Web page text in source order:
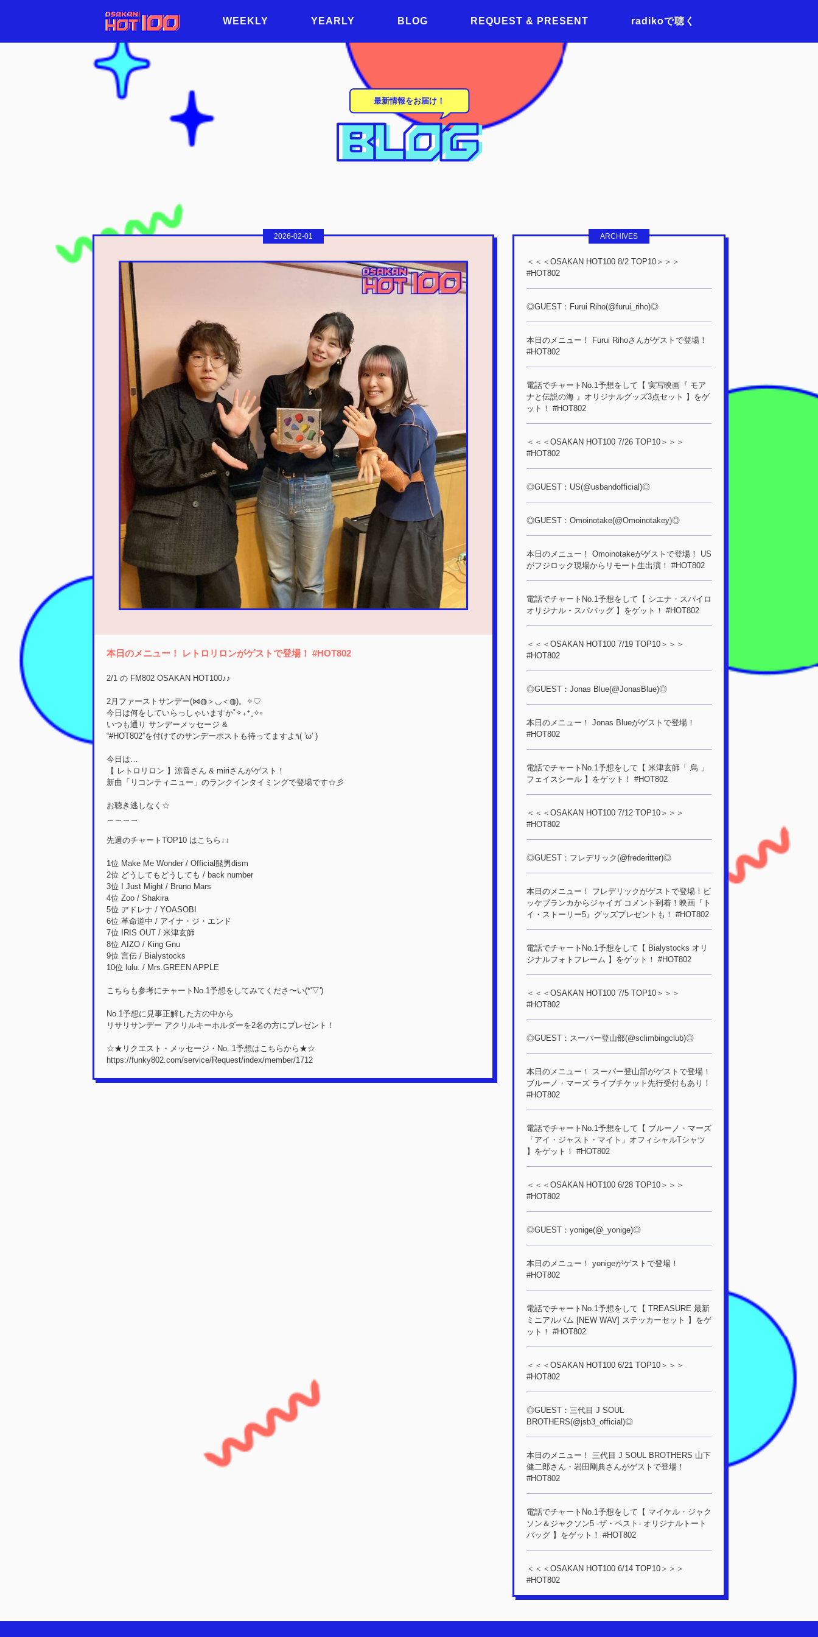
WEEKLY YEARLY BLOG REQUEST & PRESENT radikoで聴く
最新情報をお届け！
2026-02-01
本日のメニュー！ レトロリロンがゲストで登場！ #HOT802
2/1 の FM802 OSAKAN HOT100♪♪
2月ファーストサンデー(⋈◍＞◡＜◍)。✧♡
今日は何をしていらっしゃいますか˚✧₊⁺˳✧༚
いつも通り サンデーメッセージ &
“#HOT802”を付けてのサンデーポストも待ってますよ٩( 'ω' )
今日は…
【 レトロリロン 】涼音さん & miriさんがゲスト！
新曲「リコンティニュー」のランクインタイミングで登場です☆彡
お聴き逃しなく☆
先週のチャートTOP10 はこちら↓↓
1位 Make Me Wonder / Official髭男dism
2位 どうしてもどうしても / back number
3位 I Just Might / Bruno Mars
4位 Zoo / Shakira
5位 アドレナ / YOASOBI
6位 革命道中 / アイナ・ジ・エンド
7位 IRIS OUT / 米津玄師
8位 AIZO / King Gnu
9位 言伝 / Bialystocks
10位 lulu. / Mrs.GREEN APPLE
こちらも参考にチャートNo.1予想をしてみてくださ〜い(*'▽')
No.1予想に見事正解した方の中から
リサリサンデー アクリルキーホルダーを2名の方にプレゼント！
☆★リクエスト・メッセージ・No. 1予想はこちらから★☆
https://funky802.com/service/Request/index/member/1712
ARCHIVES
＜＜＜OSAKAN HOT100 8/2 TOP10＞＞＞
#HOT802
◎GUEST：Furui Riho(@furui_riho)◎
本日のメニュー！ Furui Rihoさんがゲストで登場！
#HOT802
電話でチャートNo.1予想をして【 実写映画『 モア
ナと伝説の海 』オリジナルグッズ3点セット 】をゲ
ット！ #HOT802
＜＜＜OSAKAN HOT100 7/26 TOP10＞＞＞
#HOT802
◎GUEST：US(@usbandofficial)◎
◎GUEST：Omoinotake(@Omoinotakey)◎
本日のメニュー！ Omoinotakeがゲストで登場！ US
がフジロック現場からリモート生出演！ #HOT802
電話でチャートNo.1予想をして【 シエナ・スパイロ
オリジナル・スパバッグ 】をゲット！ #HOT802
＜＜＜OSAKAN HOT100 7/19 TOP10＞＞＞
#HOT802
◎GUEST：Jonas Blue(@JonasBlue)◎
本日のメニュー！ Jonas Blueがゲストで登場！
#HOT802
電話でチャートNo.1予想をして【 米津玄師「 烏 」
フェイスシール 】をゲット！ #HOT802
＜＜＜OSAKAN HOT100 7/12 TOP10＞＞＞
#HOT802
◎GUEST：フレデリック(@frederitter)◎
本日のメニュー！ フレデリックがゲストで登場！ビ
ッケブランカからジャイガ コメント到着！映画『ト
イ・ストーリー5』グッズプレゼントも！ #HOT802
電話でチャートNo.1予想をして【 Bialystocks オリ
ジナルフォトフレーム 】をゲット！ #HOT802
＜＜＜OSAKAN HOT100 7/5 TOP10＞＞＞
#HOT802
◎GUEST：スーパー登山部(@sclimbingclub)◎
本日のメニュー！ スーパー登山部がゲストで登場！
ブルーノ・マーズ ライブチケット先行受付もあり！
#HOT802
電話でチャートNo.1予想をして【 ブルーノ・マーズ
「アイ・ジャスト・マイト」オフィシャルTシャツ
】をゲット！ #HOT802
＜＜＜OSAKAN HOT100 6/28 TOP10＞＞＞
#HOT802
◎GUEST：yonige(@_yonige)◎
本日のメニュー！ yonigeがゲストで登場！
#HOT802
電話でチャートNo.1予想をして【 TREASURE 最新
ミニアルバム [NEW WAV] ステッカーセット 】をゲ
ット！ #HOT802
＜＜＜OSAKAN HOT100 6/21 TOP10＞＞＞
#HOT802
◎GUEST：三代目 J SOUL
BROTHERS(@jsb3_official)◎
本日のメニュー！ 三代目 J SOUL BROTHERS 山下
健二郎さん・岩田剛典さんがゲストで登場！
#HOT802
電話でチャートNo.1予想をして【 マイケル・ジャク
ソン＆ジャクソン5 -ザ・ベスト- オリジナルトート
バッグ 】をゲット！ #HOT802
＜＜＜OSAKAN HOT100 6/14 TOP10＞＞＞
#HOT802